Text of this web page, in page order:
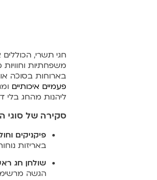
חגי תשרי,
משפחתיות
בארוחות בסוכה
פעמיים איכותיים
ליהנות מהחג בלי
סקירה של סוגי
פיקניקים
באריזות
שולחן חג
הגשה